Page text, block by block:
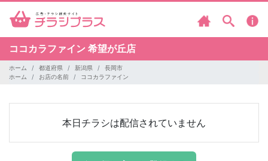
ココカラファイン 希望が丘店
ホーム 都道府県 新潟県
長岡市
ホーム
お店の名前 ココカラファイン
本日チラシは配信されていません